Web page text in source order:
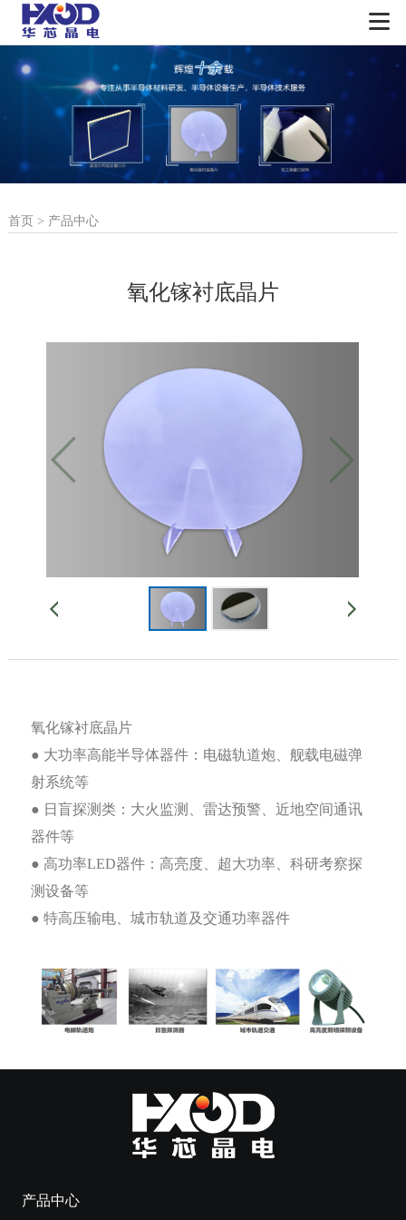
首页> 产品中心
氧化镓衬底晶片
氧化镓衬底晶片
● 大功率高能半导体器件：电磁轨道炮、舰载电磁弹
射系统等
● 日盲探测类：大火监测、雷达预警、近地空间通讯
器件等
● 高功率LED器件：高亮度、超大功率、科研考察探
测设备等
● 特高压输电、城市轨道及交通功率器件
产品中心